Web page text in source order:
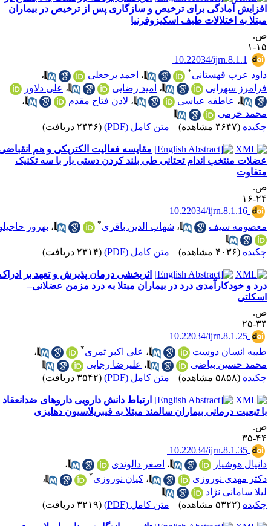
آمادگی برای ترخیص و سازگاری پس از ترخیص در بیماران
به اختلالات طیف اسکیزوفرنیا
۱
‎ 10.22034/ijrn.8.1.1
عرب قهستانی
،احمد برجعلی
،
سهرابی
،امید رضایی ،علی دلاور
،عاطفه عباسی ،لادن فتاح مقدم
،
خرمی
(۴۶۴۷ مشاهده) | متن کامل (PDF) (۲۴۴۶ دریافت)
مقایسه فعالیت الکتریکی و هم انقباضی
منتخب اندام تحتانی طی بلند کردن دستی بار با سه تکنیک
۱۶
‎ 10.22034/ijrn.8.1.16
سیف
،شهاب الدین باقری ،بهروز حاجیلو
(۴۰۳۶ مشاهده) | متن کامل (PDF) (۲۳۱۴ دریافت)
اثربخشی درمان پذیرش و تعهد بر ادراک
و خودکارآمدی درد در بیماران مبتلا به درد مزمن عضلانی–
۲۵
‎ 10.22034/ijrn.8.1.25
انسان دوست
،علی اکبر ثمری
،
حسین بیاضی
،علیرضا رجایی
(۵۸۵۸ مشاهده) | متن کامل (PDF) (۳۵۴۲ دریافت)
ارتباط دانش دارویی داروهای ضدانعقاد
تبعیت درمانی بیماران سالمند مبتلا به فیبریلاسیون دهلیزی
۳۵
‎ 10.22034/ijrn.8.1.35
هوشیار
،اصغر دالوندی
،
مهدی نوروزی
،کیان نوروزی
،
سامانی نژاد
(۵۳۲۲ مشاهده) | متن کامل (PDF) (۳۲۱۹ دریافت)